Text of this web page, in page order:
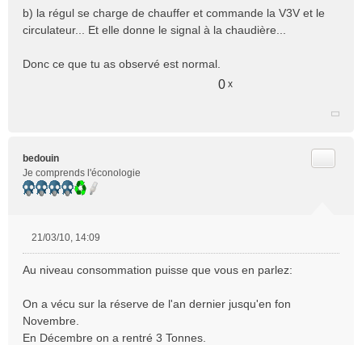
b) la régul se charge de chauffer et commande la V3V et le
circulateur... Et elle donne le signal à la chaudière...
Donc ce que tu as observé est normal.
0 x
bedouin
Je comprends l'éconologie
s
a
g
e
21/03/10, 14:09
Au niveau consommation puisse que vous en parlez:
On a vécu sur la réserve de l'an dernier jusqu'en fon
Novembre.
En Décembre on a rentré 3 Tonnes.